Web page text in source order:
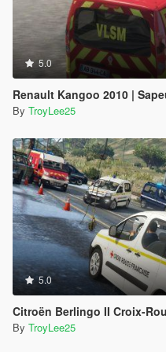
5.0
Renault Kangoo 2010 |
By TroyLee25
5.0
Citroën Berlingo II Croix-
By TroyLee25